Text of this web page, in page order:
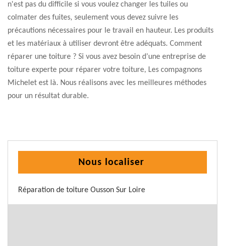
n'est pas du difficile si vous voulez changer les tuiles ou
colmater des fuites, seulement vous devez suivre les
précautions nécessaires pour le travail en hauteur. Les produits
et les matériaux à utiliser devront être adéquats. Comment
réparer une toiture ? Si vous avez besoin d’une entreprise de
toiture experte pour réparer votre toiture, Les compagnons
Michelet est là. Nous réalisons avec les meilleures méthodes
pour un résultat durable.
Nous localiser
Réparation de toiture Ousson Sur Loire